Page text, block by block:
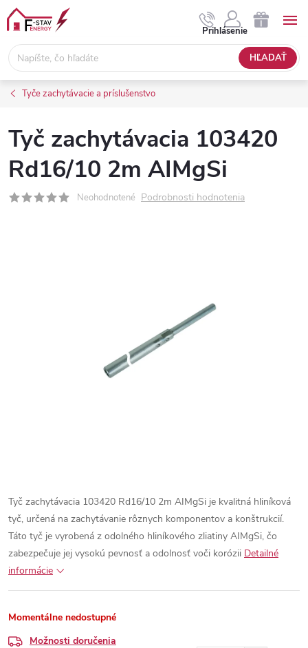
Prejsť
obsah
HĽADAŤ
Prihlásenie
NÁKUPNÝ
KOŠÍK
Tyče zachytávacie a príslušenstvo
Tyč zachytávacia 103420
Rd16/10 2m AIMgSi
Neohodnotené Podrobnosti hodnotenia
Tyč zachytávacia 103420 Rd16/10 2m AIMgSi je kvalitná hliníková
tyč, určená na zachytávanie rôznych komponentov a konštrukcií.
Táto tyč je vyrobená z odolného hliníkového zliatiny AIMgSi, čo
zabezpečuje jej vysokú pevnosť a odolnosť voči korózii Detailné
informácie
Momentálne nedostupné
Možnosti doručenia